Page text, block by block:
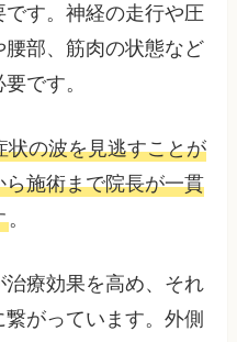
す。神経の走行や圧
部、筋肉の状態など
です。
状の波を見逃すことが
施術まで院長が一貫
。
療効果を高め、それ
がっています。外側